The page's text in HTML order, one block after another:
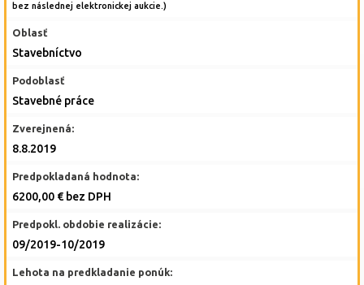
bez následnej elektronickej aukcie.)
Oblasť
Stavebníctvo
Podoblasť
Stavebné práce
Zverejnená:
8.8.2019
Predpokladaná hodnota:
6200,00 € bez DPH
Predpokl. obdobie realizácie:
09/2019-10/2019
Lehota na predkladanie ponúk: